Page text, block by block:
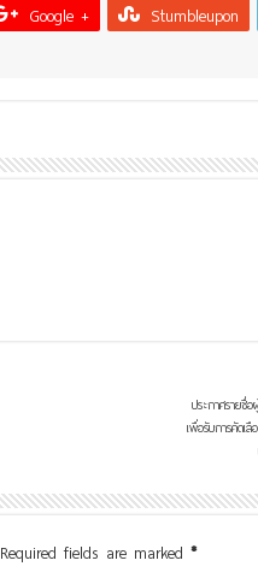
Google + Stumbleupon
ประกาศรายชื่
เพื่อรับการคัดเ
Required fields are marked *